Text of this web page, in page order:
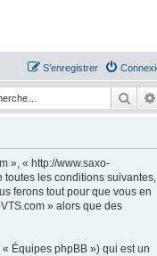
S’enregistrer
», « http://www.saxo-
toutes les conditions suivantes,
ferons tout pour que vous en
» alors que des
Équipes phpBB ») qui est un